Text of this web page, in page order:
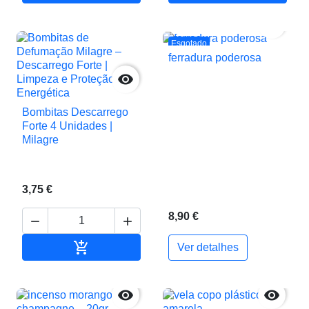

Bombitas Descarrego
Forte 4 Unidades |
Milagre
3,75 €
 
 Adicionar ao carrinho
Esgotado
ferradura poderosa
8,90 €
Ver detalhes
 